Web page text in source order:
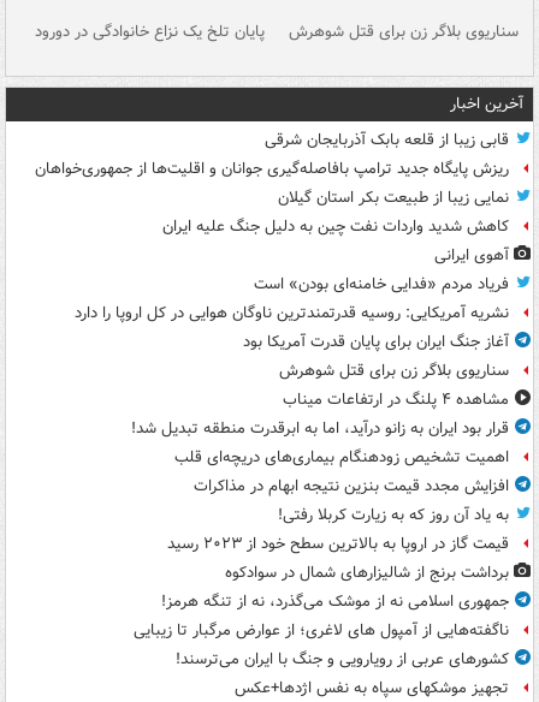
سناریوی بلاگر زن برای قتل شوهرش پایان تلخ یک نزاع خانوادگی در دورود
آخرین اخبار
قابی زیبا از قلعه بابک آذربایجان شرقی
ریزش پایگاه جدید ترامپ بافاصله‌گیری جوانان و اقلیت‌ها از جمهوری‌خواهان
نمایی زیبا از طبیعت بکر استان گیلان
کاهش شدید واردات نفت چین به دلیل جنگ علیه ایران
آهوی ایرانی
فریاد مردم «فدایی خامنه‌ای بودن» است
نشریه آمریکایی: روسیه قدرتمندترین ناوگان هوایی در کل اروپا را دارد
آغاز جنگ ایران برای پایان قدرت آمریکا بود
سناریوی بلاگر زن برای قتل شوهرش
مشاهده ۴ پلنگ در ارتفاعات میناب
قرار بود ایران به زانو درآید، اما به ابرقدرت منطقه تبدیل شد!
اهمیت تشخیص زودهنگام بیماری‌های دریچه‌ای قلب
افزایش مجدد قیمت بنزین نتیجه ابهام در مذاکرات
به یاد آن روز که به زیارت کربلا رفتی!
قیمت گاز در اروپا به بالاترین سطح خود از ۲۰۲۳ رسید
برداشت برنج از شالیزارهای شمال در سوادکوه
جمهوری اسلامی نه از موشک می‌گذرد، نه از تنگه هرمز!
ناگفته‌هایی از آمپول های لاغری؛ از عوارض مرگبار تا زیبایی
کشورهای عربی از رویارویی و جنگ با ایران می‌ترسند!
تجهیز موشکهای سپاه به نفس اژدها+عکس